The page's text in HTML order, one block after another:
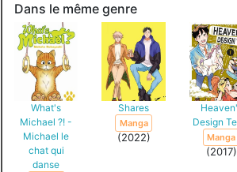
Dans le même genre
What's
Michael ?! -
Michael le
chat qui
danse
Shares
Manga
(2022)
Design
Manga
(2017)